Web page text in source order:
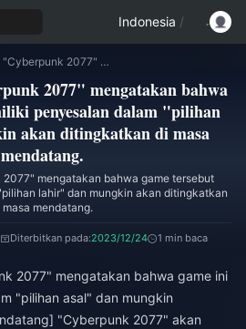
Indonesia /
Pengembang "Cyberpunk 2077" mengatakan bahwa game tersebut memiliki penyesalan dalam "pilihan lahir" dan mungkin akan ditingkatkan di masa mendatang.
2077" mengatakan bahwa
penyesalan dalam "pilihan
akan ditingkatkan di masa
mendatang.
mengatakan bahwa game tersebut
lahir" dan mungkin akan ditingkatkan
masa mendatang.
Diterbitkan pada:2023/12/24 1 min baca
2077" mengatakan bahwa game ini
"pilihan asal" dan mungkin
"Cyberpunk 2077" akan